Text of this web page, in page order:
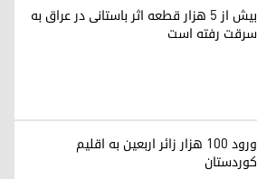
بیش از ۵ هزار قطعه اثر باستانی در عراق به
سرقت رفته است
ورود ۱۰۰ هزار زائر اربعین به اقلیم
کوردستان